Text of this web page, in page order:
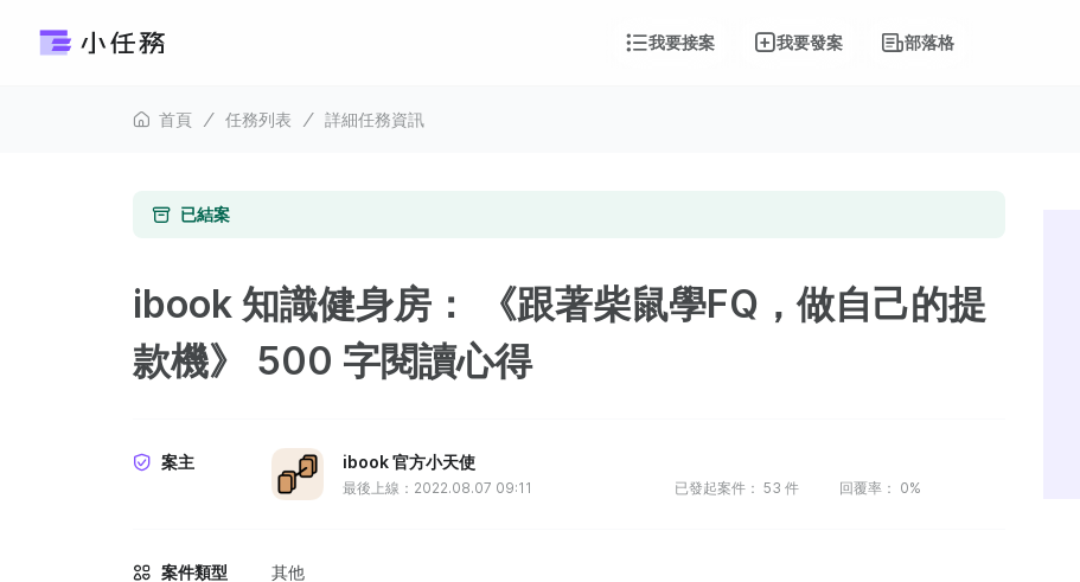
我要接案 我要發案 部落格
首頁 任務列表 詳細任務資訊
已結案
ibook 知識健身房： 《跟著柴鼠學FQ，做自己的提
款機》 500 字閱讀心得
案主 ibook 官方小天使
最後上線：2022.08.07 09:11 已發起案件： 53 件 回覆率： 0%
案件類型 其他